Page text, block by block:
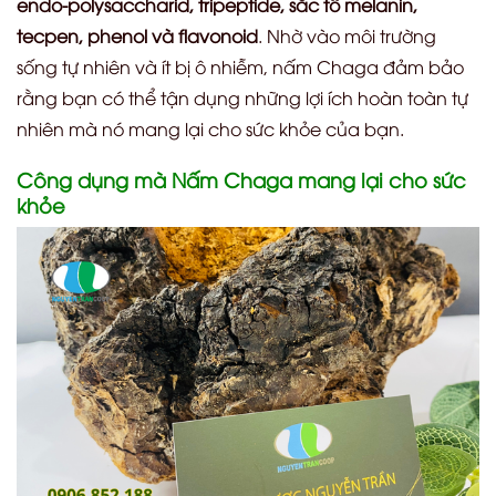
tecpen, phenol và flavonoid. Nhờ vào môi trường
sống tự nhiên và ít bị ô nhiễm, nấm Chaga đảm bảo
rằng bạn có thể tận dụng những lợi ích hoàn toàn tự
nhiên mà nó mang lại cho sức khỏe của bạn.
Công dụng mà Nấm Chaga mang lại cho sức
khỏe